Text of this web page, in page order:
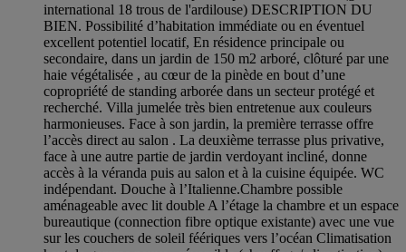
international 18 trous de l'ardilouse) DESCRIPTION DU
BIEN. Possibilité d’habitation immédiate ou en éventuel
excellent potentiel locatif, En résidence principale ou
secondaire, dans un jardin de 150 m2 arboré, clôturé par une
haie végétalisée , au cœur de la pinède en bout d’une
copropriété de standing arborée dans un secteur protégé et
recherché. Villa jumelée très bien entretenue aux couleurs
harmonieuses. Face à son jardin, la première terrasse offre
l’accès direct au salon . La deuxième terrasse plus privative,
face à une autre partie de jardin verdoyant incliné, donne
accès à la véranda puis au salon et à la cuisine équipée. WC
indépendant. Douche à l’Italienne.Chambre possible
aménageable avec lit double A l’étage la chambre et un espace
bureautique (connection fibre optique existante) avec une vue
sur les couchers de soleil féériques vers l’océan Climatisation